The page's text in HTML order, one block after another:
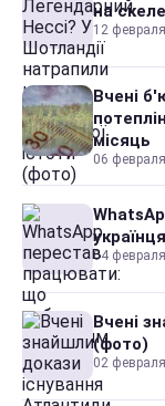
на
12
Вчені
місяць
06
04
Вчені
(фото)
02